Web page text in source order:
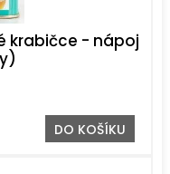
krabičce - nápoj
DO KOŠÍKU